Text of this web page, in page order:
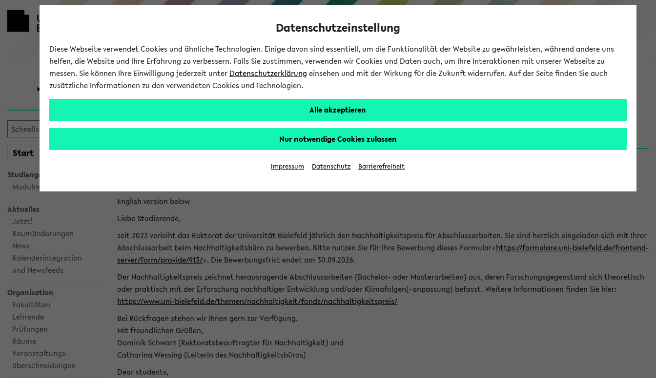
eKVV
Universität Forschung Studium
Start meineKVV
Studiengangsauswahl
Modulrecherche
Aktuelles
Jetzt!
Raumänderungen
News
Kalenderintegration
und Newsfeeds
Organisation
Fakultäten
Lehrende
Prüfungen
Räume
Veranstaltungs-
überschneidungen
eKVV News
Nachhaltigkeitspreis 2026: Bewerbungsphase gestartet (06.08.26)
English version below
Liebe Studierende,
seit 2023 verleiht das Rektorat der Universität Bielefeld jährlich den Nachhaltigkeitspreis für Abschlussarbeiten. Sie sind herzlich eingeladen sich mit Ihrer
Abschlussarbeit beim Nachhaltigkeitsbüro zu bewerben. Bitte nutzen Sie für Ihre Bewerbung dieses Formular<https://formulare.uni-bielefeld.de/frontend-
server/form/provide/913/>. Die Bewerbungsfrist endet am 30.09.2026.
Der Nachhaltigkeitspreis zeichnet herausragende Abschlussarbeiten (Bachelor- oder Masterarbeiten) aus, deren Forschungsgegenstand sich theoretisch
oder praktisch mit der Erforschung nachhaltiger Entwicklung und/oder Klimafolgen(-anpassung) befasst. Weitere Informationen finden Sie hier:
https://www.uni-bielefeld.de/themen/nachhaltigkeit/fonds/nachhaltigkeitspreis/
Bei Rückfragen stehen wir Ihnen gern zur Verfügung.
Mit freundlichen Grüßen,
Dominik Schwarz (Rektoratsbeauftragter für Nachhaltigkeit) und
Catharina Wessing (Leiterin des Nachhaltigkeitsbüros)
Dear students,
Datenschutzeinstellung
Diese Webseite verwendet Cookies und ähnliche Technologien. Einige davon sind essentiell, um die Funktionalität der Website zu gewährleisten, während andere uns
helfen, die Website und Ihre Erfahrung zu verbessern. Falls Sie zustimmen, verwenden wir Cookies und Daten auch, um Ihre Interaktionen mit unserer Webseite zu
messen. Sie können Ihre Einwilligung jederzeit unter Datenschutzerklärung einsehen und mit der Wirkung für die Zukunft widerrufen. Auf der Seite finden Sie auch
zusätzliche Informationen zu den verwendeten Cookies und Technologien.
Alle akzeptieren
Nur notwendige Cookies zulassen
Impressum Datenschutz Barrierefreiheit